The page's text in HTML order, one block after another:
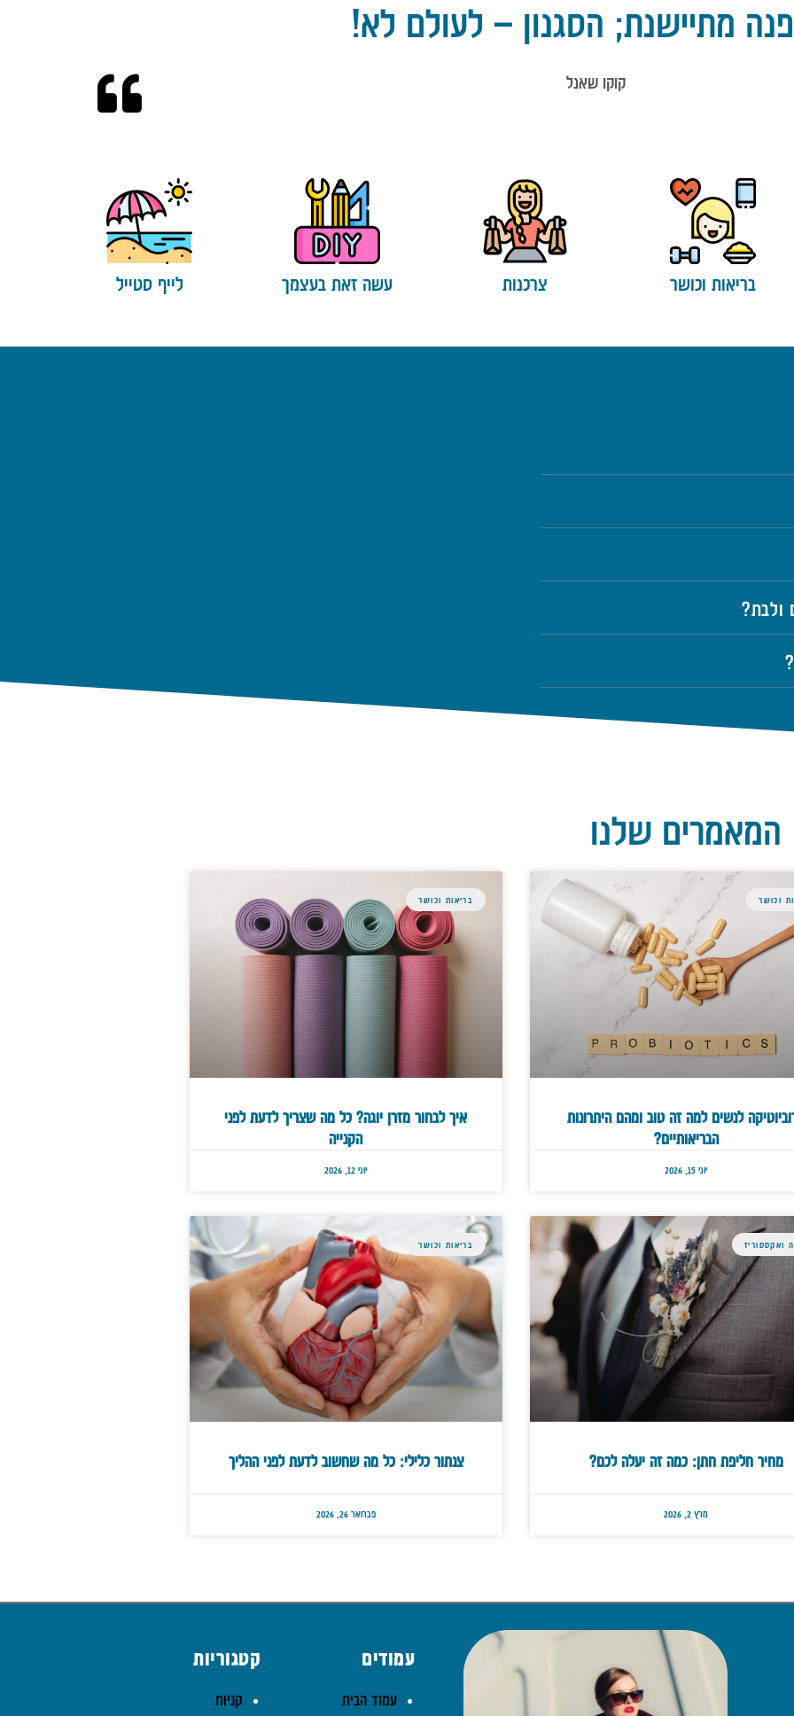
מתיישנת; הסגנון – לעולם לא!
קוקו שאנל
בריאות וכושר צרכנות עשה זאת בעצמך לייף סטייל
ולבת?
המאמרים שלנו
וכושר
לנשים למה זה טוב ומהם היתרונות
הבריאותיים?
יוני 15, 2026
בריאות וכושר
איך לבחור מזרן יוגה? כל מה שצריך לדעת לפני
הקנייה
יוני 12, 2026
ואקססוריז
מחיר חליפת חתן: כמה זה יעלה לכם?
מרץ 2, 2026
בריאות וכושר
צנתור כלילי: כל מה שחשוב לדעת לפני ההליך
פברואר 26, 2026
עמודים
עמוד הבית
קטגוריות
קניות